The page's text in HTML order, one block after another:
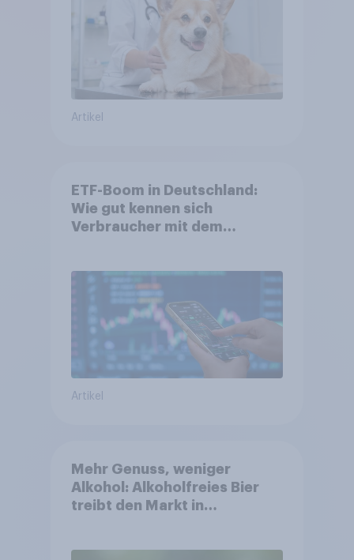
Artikel
ETF-Boom in Deutschland:
Wie gut kennen sich
Verbraucher mit dem
Artikel
Mehr Genuss, weniger
Alkohol: Alkoholfreies Bier
treibt den Markt in